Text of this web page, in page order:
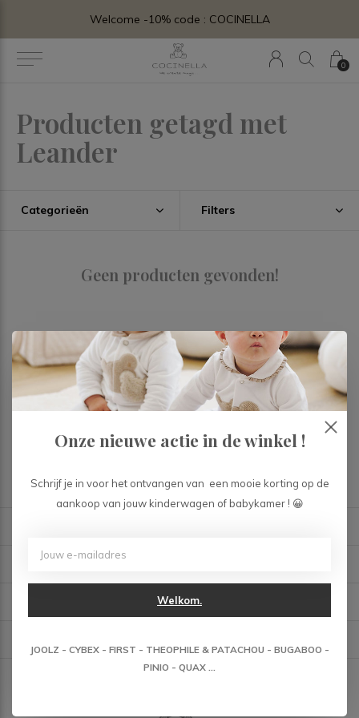
0
Welcome -10% code : COCINELLA
Producten getagd met
Leander
Categorieën Filters
Geen producten gevonden!
Follow us on our journey.
START IN STIJL.
Informatie
Onze nieuwe actie in de winkel !
Schrijf je in voor het ontvangen van een mooie korting op de
aankoop van jouw kinderwagen of babykamer ! 😀
Welkom.
JOOLZ - CYBEX - FIRST - THEOPHILE & PATACHOU - BUGABOO -
PINIO - QUAX ...